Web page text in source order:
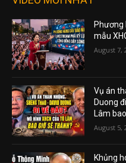
Phương
mẫu
August 7,
Vụ án
Duong
Lâm
August 5,
Khủng